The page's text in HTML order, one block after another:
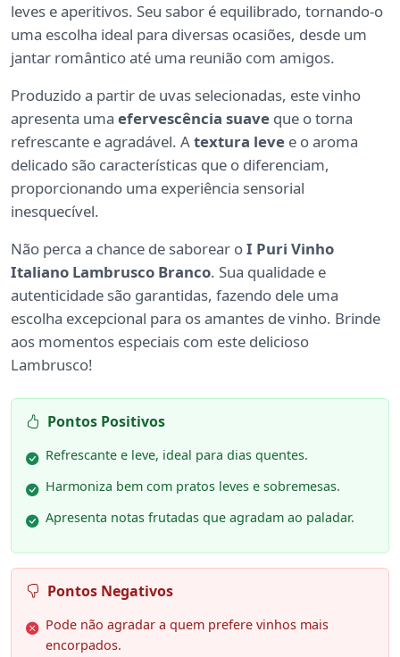
leves e aperitivos. Seu sabor é equilibrado, tornando-o
uma escolha ideal para diversas ocasiões, desde um
jantar romântico até uma reunião com amigos.
Produzido a partir de uvas selecionadas, este vinho
apresenta uma efervescência suave que o torna
refrescante e agradável. Atextura leve e o aroma
delicado são características que o diferenciam,
proporcionando uma experiência sensorial
inesquecível.
Não perca a chance de saborear oI Puri Vinho
Italiano Lambrusco Branco. Sua qualidade e
autenticidade são garantidas, fazendo dele uma
escolha excepcional para os amantes de vinho. Brinde
aos momentos especiais com este delicioso
Lambrusco!
Pontos Positivos
Refrescante e leve, ideal para dias quentes.
Harmoniza bem com pratos leves e sobremesas.
Apresenta notas frutadas que agradam ao paladar.
Pontos Negativos
Pode não agradar a quem prefere vinhos mais
encorpados.